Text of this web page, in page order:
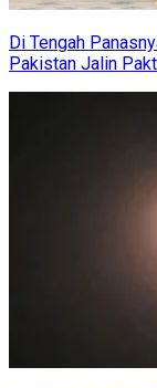
Di Tengah
Pakistan Jalin